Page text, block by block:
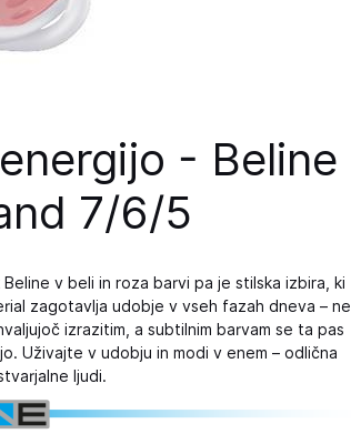
- Beline
7/6/5
v beli in roza barvi pa je stilska izbira, ki
zagotavlja udobje v vseh fazah dneva – ne
izrazitim, a subtilnim barvam se ta pas
Uživajte v udobju in modi v enem – odlična
ljudi.